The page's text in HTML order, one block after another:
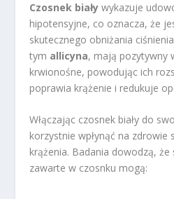
Czosnek biały wykazuje
hipotensyjne, co oznacza, że
skutecznego obniżania
tym allicyna, mają pozytywny
krwionośne, powodując ich
poprawia krążenie i redukuje
Włączając czosnek biały do
korzystnie wpłynąć na zdrowie
krążenia. Badania dowodzą,
zawarte w czosnku mogą: